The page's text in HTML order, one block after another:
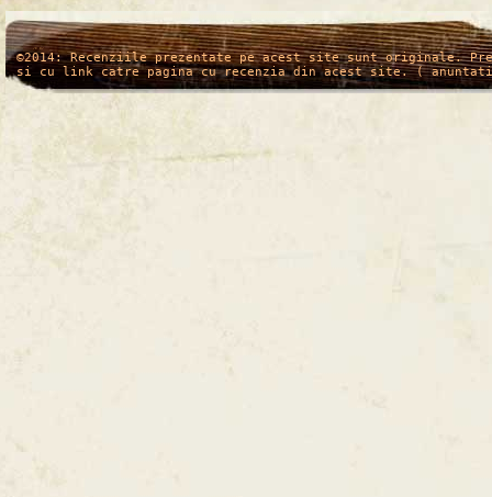
/* */
©2014: Recenziile prezentate pe acest site sunt originale.
si cu link catre pagina cu recenzia din acest site. (